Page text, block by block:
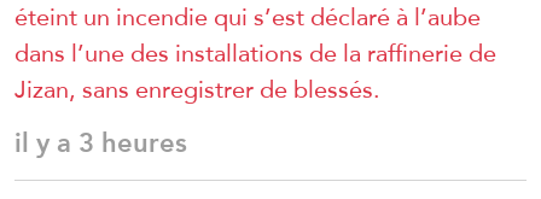
éteint un incendie qui s’est déclaré à l’aube
dans l’une des installations de la raffinerie de
Jizan, sans enregistrer de blessés.
il y a 3 heures